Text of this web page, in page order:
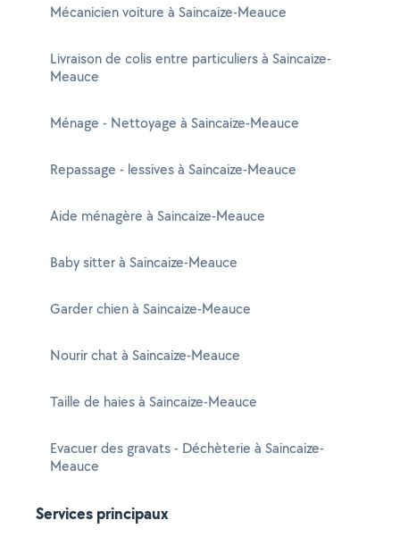
Mécanicien voiture à Saincaize-Meauce
Livraison de colis entre particuliers à Saincaize-
Meauce
Ménage - Nettoyage à Saincaize-Meauce
Repassage - lessives à Saincaize-Meauce
Aide ménagère à Saincaize-Meauce
Baby sitter à Saincaize-Meauce
Garder chien à Saincaize-Meauce
Nourir chat à Saincaize-Meauce
Taille de haies à Saincaize-Meauce
Evacuer des gravats - Déchèterie à Saincaize-
Meauce
Services principaux